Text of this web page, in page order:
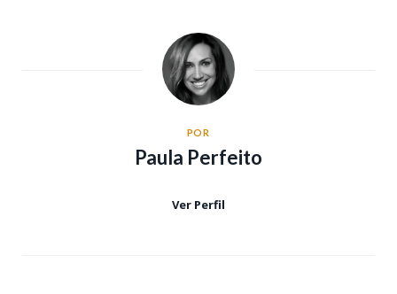
POR
Paula Perfeito
Ver Perfil